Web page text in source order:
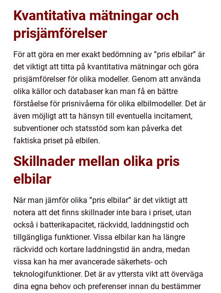
Kvantitativa mätningar och
prisjämförelser
För att göra en mer exakt bedömning av ”pris elbilar” är
det viktigt att titta på kvantitativa mätningar och göra
prisjämförelser för olika modeller. Genom att använda
olika källor och databaser kan man få en bättre
förståelse för prisnivåerna för olika elbilmodeller. Det är
även möjligt att ta hänsyn till eventuella incitament,
subventioner och statsstöd som kan påverka det
faktiska priset på elbilen.
Skillnader mellan olika pris
elbilar
När man jämför olika ”pris elbilar” är det viktigt att
notera att det finns skillnader inte bara i priset, utan
också i batterikapacitet, räckvidd, laddningstid och
tillgängliga funktioner. Vissa elbilar kan ha längre
räckvidd och kortare laddningstid än andra, medan
vissa kan ha mer avancerade säkerhets- och
teknologifunktioner. Det är av yttersta vikt att överväga
dina egna behov och preferenser innan du bestämmer